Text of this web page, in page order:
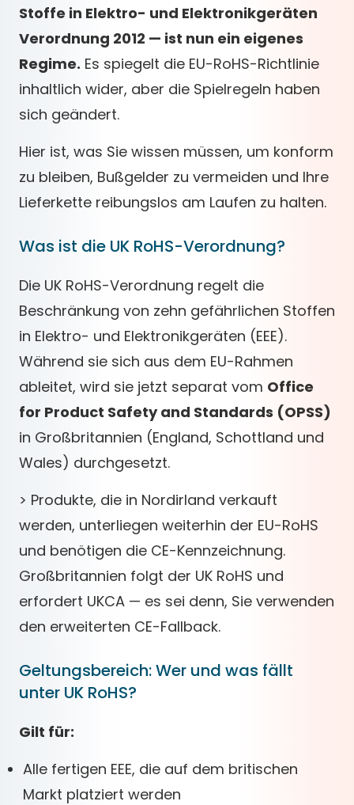
Stoffe in Elektro- und Elektronikgeräten
Verordnung 2012 — ist nun ein eigenes
Regime. Es spiegelt die EU-RoHS-Richtlinie
inhaltlich wider, aber die Spielregeln haben
sich geändert.
Hier ist, was Sie wissen müssen, um konform
zu bleiben, Bußgelder zu vermeiden und Ihre
Lieferkette reibungslos am Laufen zu halten.
Was ist die UK RoHS-Verordnung?
Die UK RoHS-Verordnung regelt die
Beschränkung von zehn gefährlichen Stoffen
in Elektro- und Elektronikgeräten (EEE).
Während sie sich aus dem EU-Rahmen
ableitet, wird sie jetzt separat vom Office
for Product Safety and Standards (OPSS)
in Großbritannien (England, Schottland und
Wales) durchgesetzt.
> Produkte, die in Nordirland verkauft
werden, unterliegen weiterhin der EU-RoHS
und benötigen die CE-Kennzeichnung.
Großbritannien folgt der UK RoHS und
erfordert UKCA — es sei denn, Sie verwenden
den erweiterten CE-Fallback.
Geltungsbereich: Wer und was fällt
unter UK RoHS?
Gilt für:
Alle fertigen EEE, die auf dem britischen
Markt platziert werden